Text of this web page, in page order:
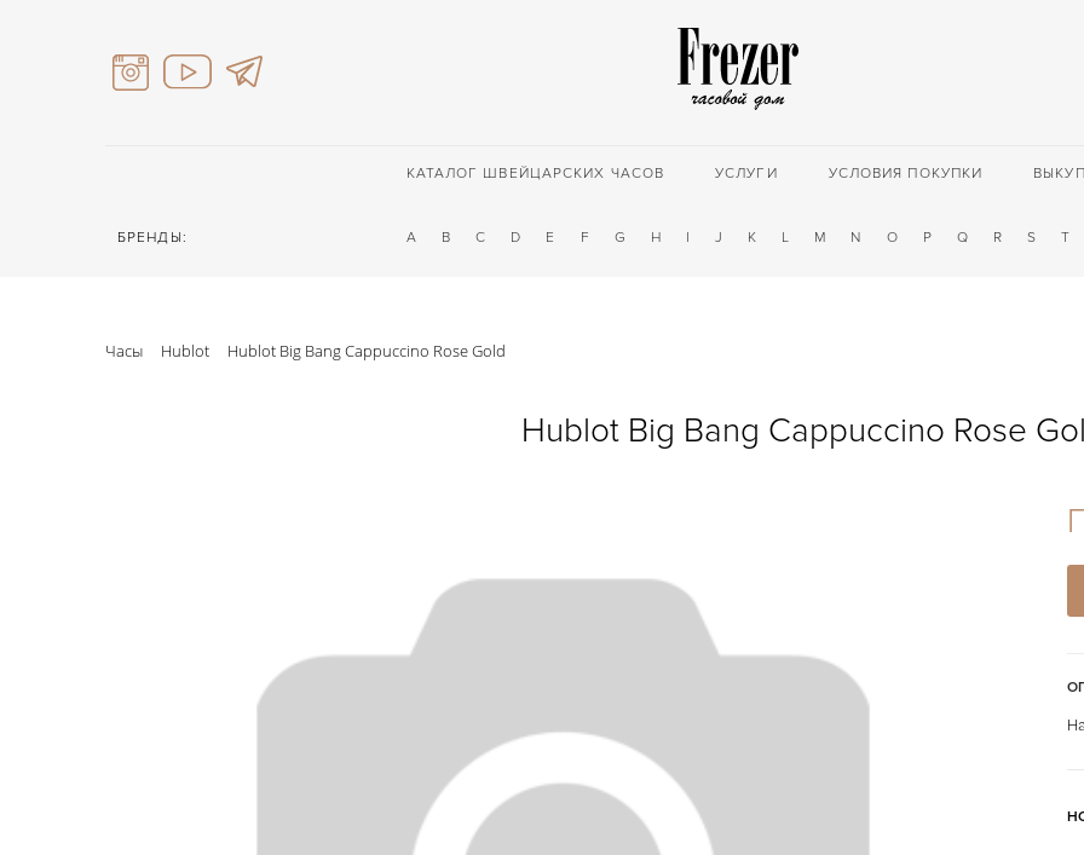
КАТАЛОГ ШВЕЙЦАРСКИХ ЧАСОВ УСЛУГИ УСЛОВИЯ ПОКУПКИ ВЫКУП
БРЕНДЫ: A B C D E F G H I J K L M N O P Q R S T
Часы Hublot Hublot Big Bang Cappuccino Rose Gold
Hublot Big Bang Cappuccino Rose